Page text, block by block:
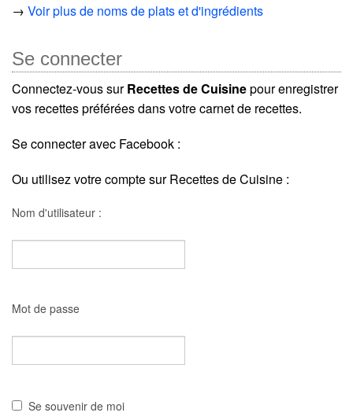
→ Voir plus de noms de plats et d'ingrédients
Se connecter
Connectez-vous surRecettes de Cuisinepour enregistrer
vos recettes préférées dans votre carnet de recettes.
Se connecter avec Facebook :
Ou utilisez votre compte sur Recettes de Cuisine :
Nom d'utilisateur :
Mot de passe
Se souvenir de moi